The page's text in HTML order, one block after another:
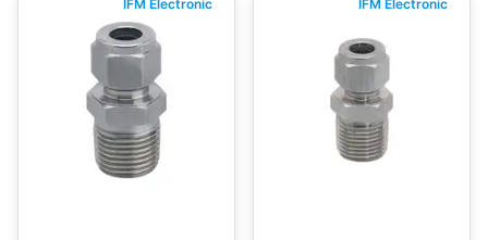
IFM Electronic IFM Electronic